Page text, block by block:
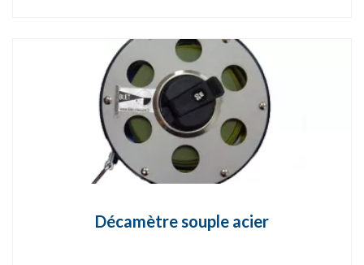
Décamètre souple acier